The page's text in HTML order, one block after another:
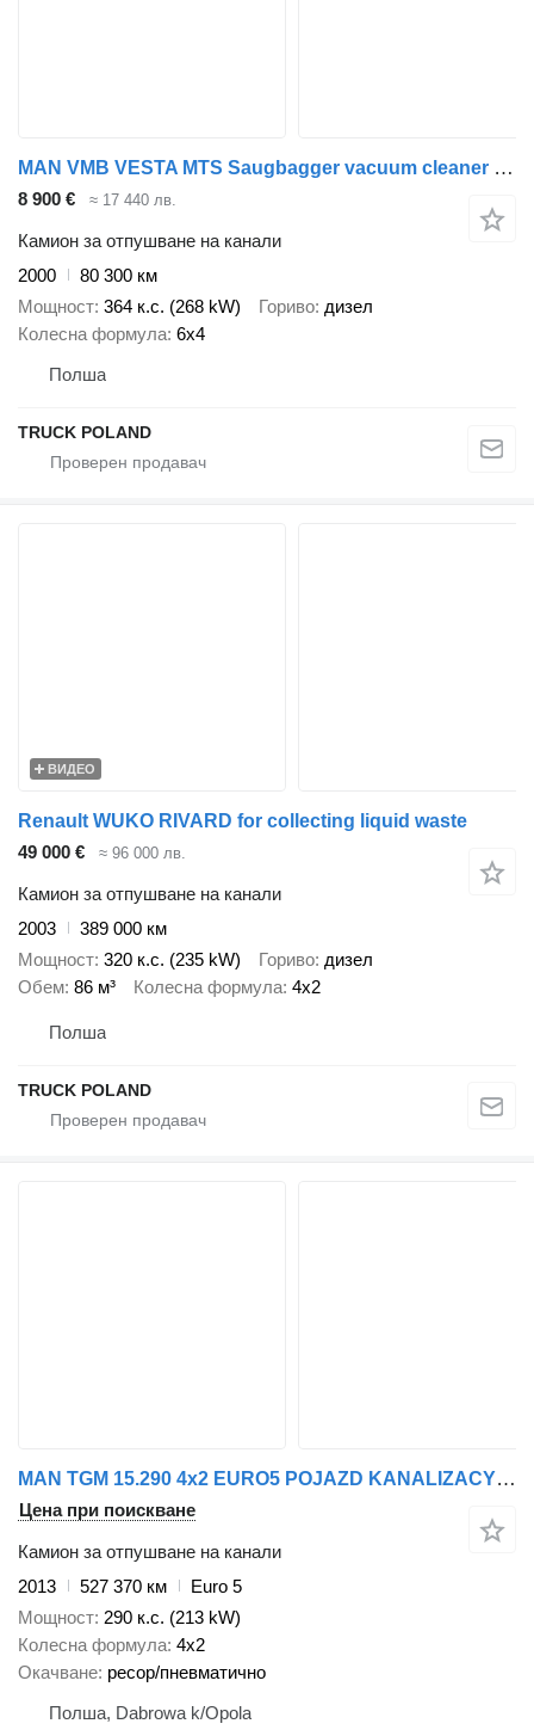
MAN VMB VESTA MTS Saugbagger vacuum cleaner excavator s
8 900 € ≈ 17 440 лв.
Камион за отпушване на канали
2000
80 300 км
Мощност 364 к.с. (268 kW) Гориво дизел
Колесна формула 6x4
Полша
TRUCK POLAND
ВИДЕО
Renault WUKO RIVARD for collecting liquid waste
49 000 €
≈ 96 000 лв.
Камион за отпушване на канали
2003
389 000 км
Мощност 320 к.с. (235 kW) Гориво дизел
Обем 86 м³ Колесна формула 4x2
Полша
TRUCK POLAND
MAN TGM 15.290 4x2 EURO5 POJAZD KANALIZACYJNY SYSTEM INSPEKCJI
Цена при поискване
Камион за отпушване на канали
2013
527 370 км
Euro 5
Мощност 290 к.с. (213 kW)
Колесна формула 4x2
Окачване ресор/пневматично
Полша, Dabrowa k/Opola